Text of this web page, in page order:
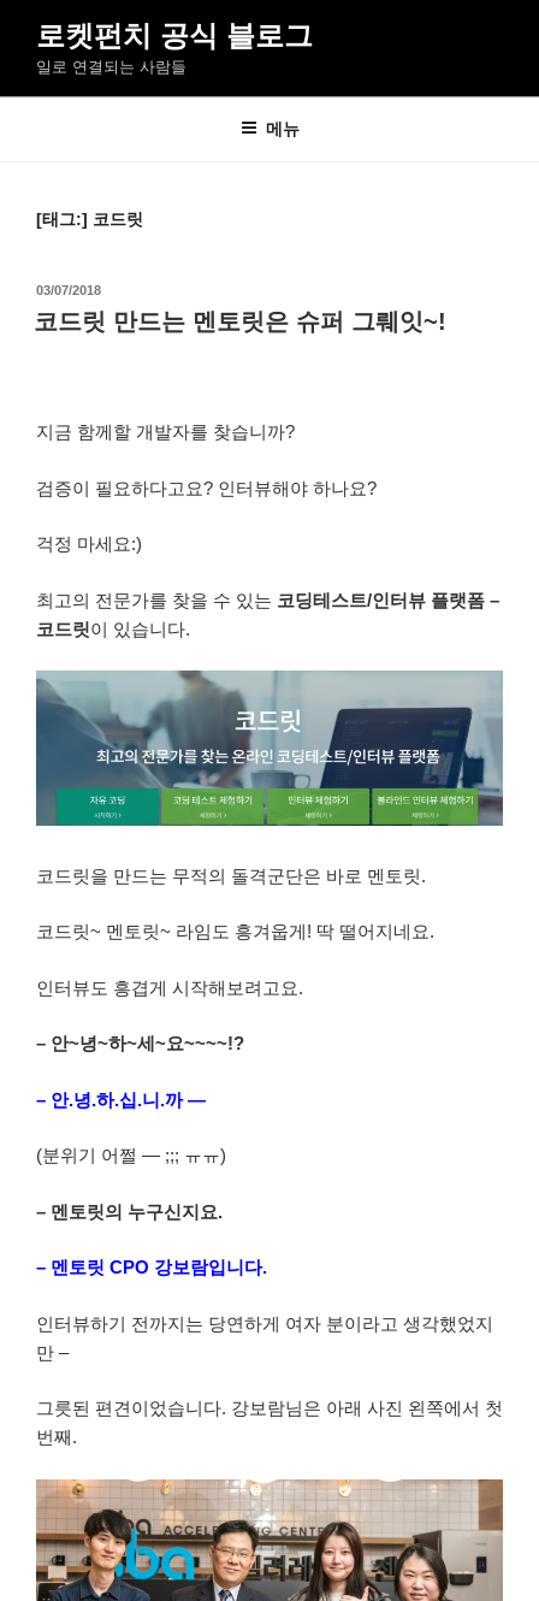
로
로켓펀치 공식 블로그
일로 연결되는 사람들
메뉴
[태그:] 코드릿
작
성
일
03/07/2018
코드릿 만드는 멘토릿은 슈퍼 그뤠잇~!
지금 함께할 개발자를 찾습니까?
검증이 필요하다고요? 인터뷰해야 하나요?
걱정 마세요:)
최고의 전문가를 찾을 수 있는 코딩테스트/인터뷰 플랫폼 –
코드릿이 있습니다.
코드릿을 만드는 무적의 돌격군단은 바로 멘토릿.
코드릿~ 멘토릿~ 라임도 흥겨웁게! 딱 떨어지네요.
인터뷰도 흥겹게 시작해보려고요.
– 안~녕~하~세~요~~~~!?
– 안.녕.하.십.니.까 —
(분위기 어쩔 — ;;; ㅠㅠ)
– 멘토릿의 누구신지요.
– 멘토릿 CPO 강보람입니다.
인터뷰하기 전까지는 당연하게 여자 분이라고 생각했었지
만 –
그릇된 편견이었습니다. 강보람님은 아래 사진 왼쪽에서 첫
번째.